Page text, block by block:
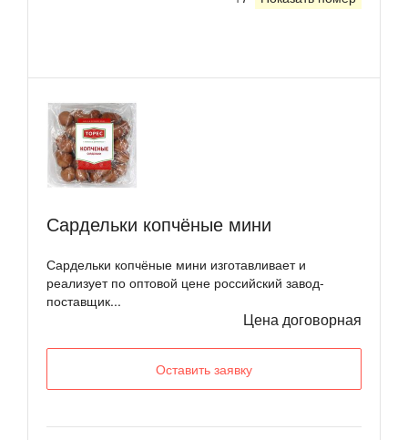
Сардельки копчёные мини
Сардельки копчёные мини изготавливает и
реализует по оптовой цене российский завод-
поставщик...
Цена договорная
Оставить заявку